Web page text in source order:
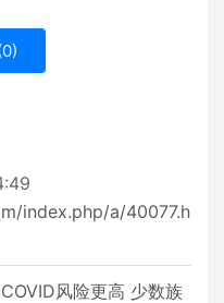
0)
index.php/a/40077.h
风险更高 少数族